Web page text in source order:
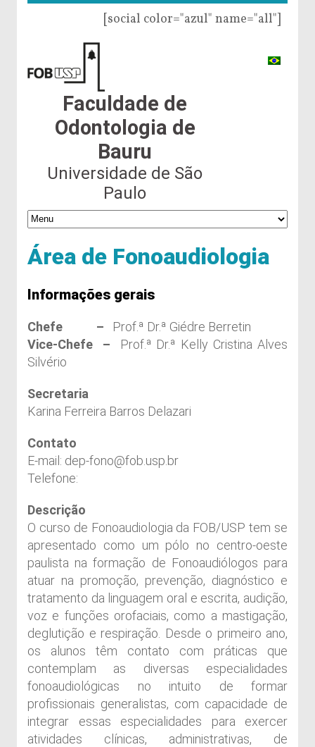
[social color="azul" name="all"]
Faculdade de
Odontologia de
Bauru
Universidade de São
Paulo
Área de Fonoaudiologia
Informações gerais
Chefe – Prof.ª Dr.ª Giédre Berretin
Vice-Chefe – Prof.ª Dr.ª Kelly Cristina Alves
Silvério
Secretaria
Karina Ferreira Barros Delazari
Contato
E-mail: dep-fono@fob.usp.br
Telefone:
Descrição
O curso de Fonoaudiologia da FOB/USP tem se
apresentado como um pólo no centro-oeste
paulista na formação de Fonoaudiólogos para
atuar na promoção, prevenção, diagnóstico e
tratamento da linguagem oral e escrita, audição,
voz e funções orofaciais, como a mastigação,
deglutição e respiração. Desde o primeiro ano,
os alunos têm contato com práticas que
contemplam as diversas especialidades
fonoaudiológicas no intuito de formar
profissionais generalistas, com capacidade de
integrar essas especialidades para exercer
atividades clínicas, administrativas, de